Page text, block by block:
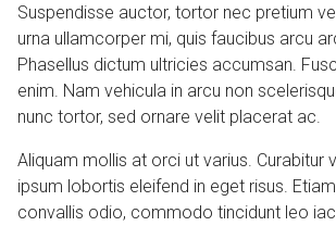
Suspendisse auctor, tortor nec pretium
urna ullamcorper mi, quis faucibus arcu
Phasellus dictum ultricies accumsan.
enim. Nam vehicula in arcu non
nunc tortor, sed ornare velit placerat ac.
Aliquam mollis at orci ut varius. Curabitur
ipsum lobortis eleifend in eget risus.
convallis odio, commodo tincidunt leo